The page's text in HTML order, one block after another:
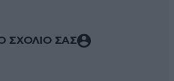
ΣΧΟΛΙΟ ΣΑΣ